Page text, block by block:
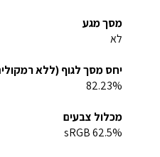
מסך מגע
לא
יחס מסך לגוף (ללא
82.23%
מכלול צבעים
62.5% sRGB